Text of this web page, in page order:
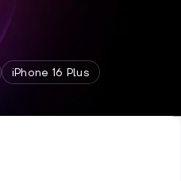
iPhone 16 Plus